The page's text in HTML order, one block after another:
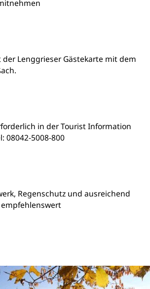
der Lenggrieser Gästekarte mit dem
in der Tourist Information
08042-5008-800
Regenschutz und ausreichend